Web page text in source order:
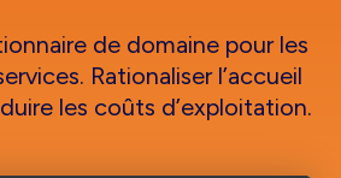
de domaine pour les
Rationaliser l’accueil
les coûts d’exploitation.